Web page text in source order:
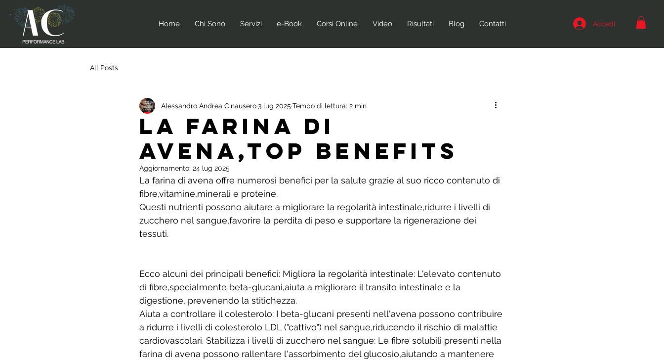
Home Chi Sono Servizi e-Book Corsi Online Video Risultati Blog Contatti Accedi
All Posts
LA FARINA DI
AVENA,TOP BENEFITS
Alessandro Andrea Cinausero3 lug 2025 Tempo di lettura: 2 min
Aggiornamento: 24 lug 2025
La farina di avena offre numerosi benefici per la salute grazie al suo ricco contenuto di
fibre,vitamine,minerali e proteine.
Questi nutrienti possono aiutare a migliorare la regolarità intestinale,ridurre i livelli di
zucchero nel sangue,favorire la perdita di peso e supportare la rigenerazione dei
tessuti.
Ecco alcuni dei principali benefici: Migliora la regolarità intestinale: L'elevato contenuto
di fibre,specialmente beta-glucani,aiuta a migliorare il transito intestinale e la
digestione, prevenendo la stitichezza.
Aiuta a controllare il colesterolo: I beta-glucani presenti nell'avena possono contribuire
a ridurre i livelli di colesterolo LDL ("cattivo") nel sangue,riducendo il rischio di malattie
cardiovascolari. Stabilizza i livelli di zucchero nel sangue: Le fibre solubili presenti nella
farina di avena possono rallentare l'assorbimento del glucosio,aiutando a mantenere